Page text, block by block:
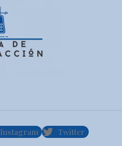
Instagram Twitter